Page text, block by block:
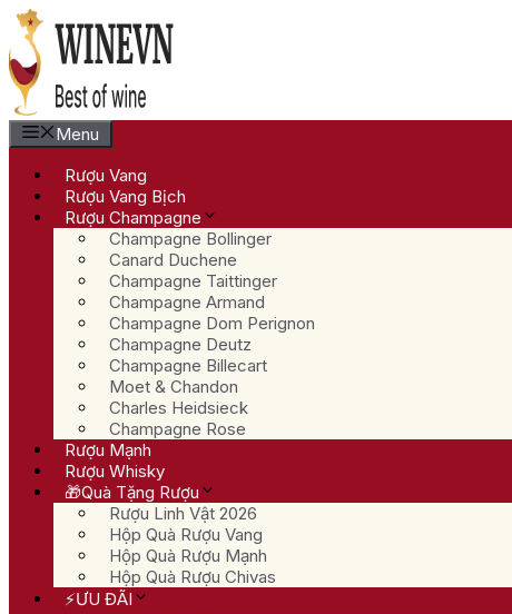
Chuyển
đến
nội
dung
Menu
Rượu Vang
Rượu Vang Bịch
Rượu Champagne
Champagne Bollinger
Canard Duchene
Champagne Taittinger
Champagne Armand
Champagne Dom Perignon
Champagne Deutz
Champagne Billecart
Moet & Chandon
Charles Heidsieck
Champagne Rose
Rượu Mạnh
Rượu Whisky
🎁Quà Tặng Rượu
Rượu Linh Vật 2026
Hộp Quà Rượu Vang
Hộp Quà Rượu Mạnh
Hộp Quà Rượu Chivas
⚡ƯU ĐÃI